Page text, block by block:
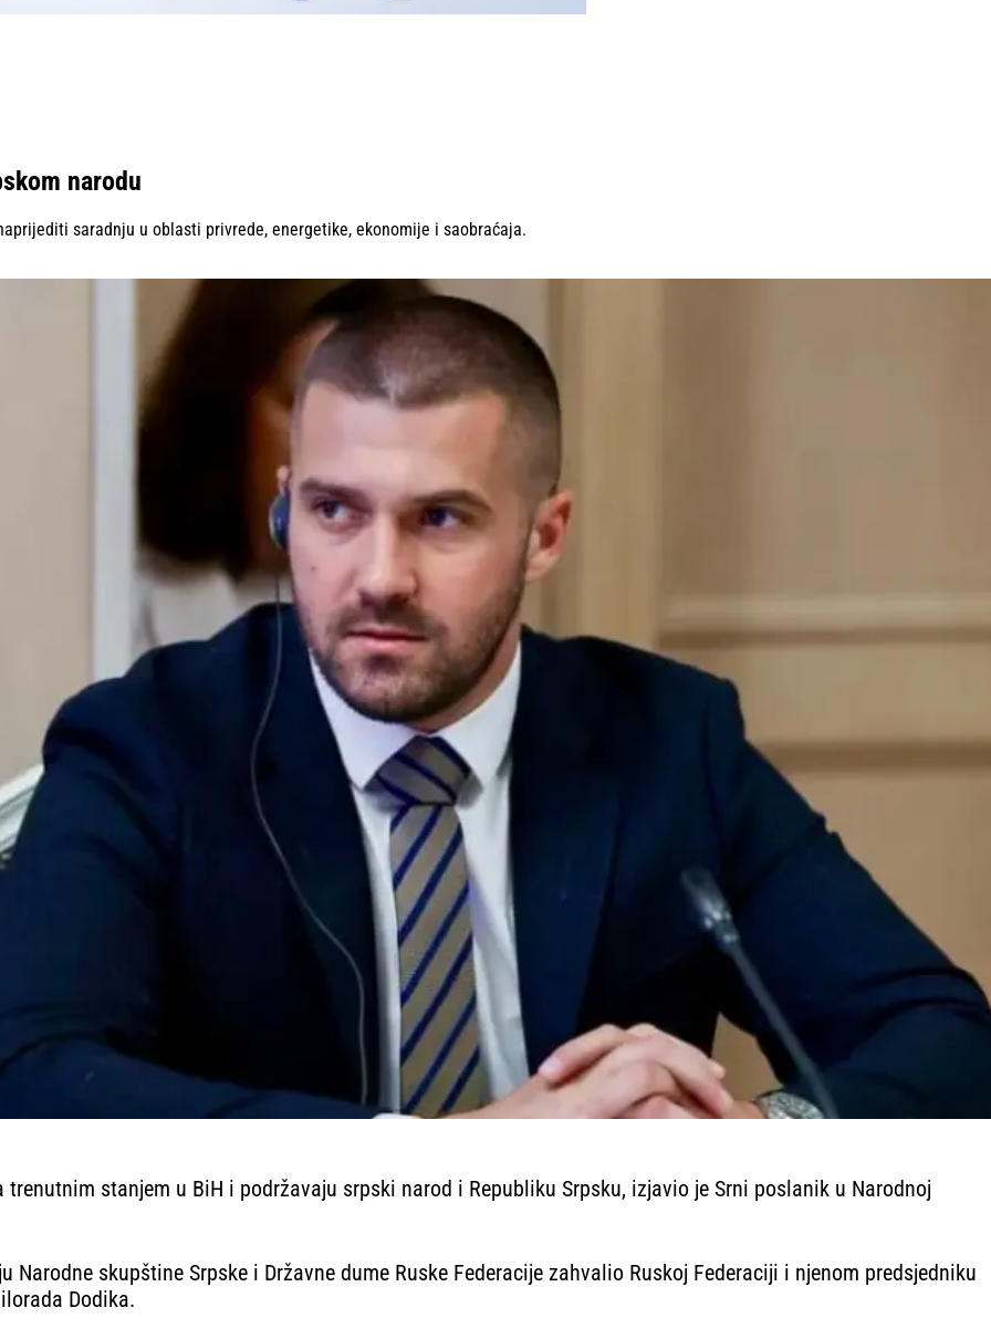
narodu
saradnju u oblasti privrede, energetike, ekonomije i saobraćaja.
stanjem u BiH i podržavaju srpski narod i Republiku Srpsku, izjavio je Srni poslanik u Narodnoj
skupštine Srpske i Državne dume Ruske Federacije zahvalio Ruskoj Federaciji i njenom predsjedniku
Dodika.